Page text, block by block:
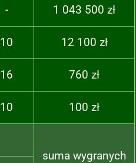
- 1 043 500 zł
10 12 100 zł
16 760 zł
10 100 zł
suma wygranych